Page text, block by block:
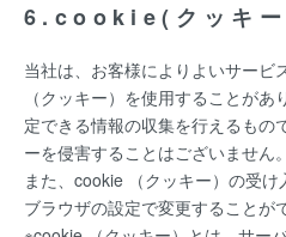
6.cookie(クッキー
当社は、お客様によりよいサービ
（クッキー）を使用することが
定できる情報の収集を行えるもの
ーを侵害することはございません。
また、cookie （クッキー）の受け
ブラウザの設定で変更することが